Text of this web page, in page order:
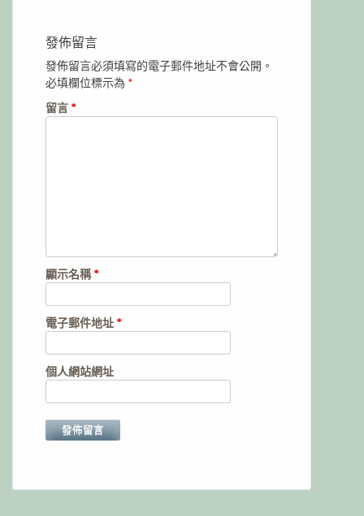
發佈留言
發佈留言必須填寫的電子郵件地址不會公開。
必填欄位標示為 *
留言 *
顯示名稱*
電子郵件地址 *
個人網站網址